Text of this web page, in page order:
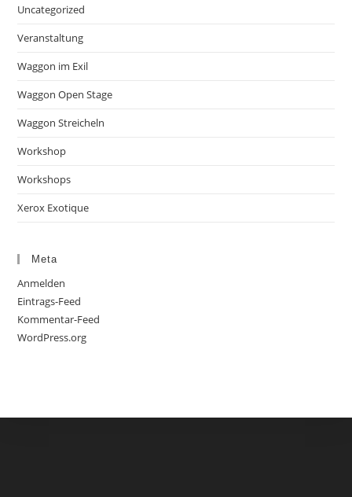
Uncategorized
Veranstaltung
Waggon im Exil
Waggon Open Stage
Waggon Streicheln
Workshop
Workshops
Xerox Exotique
Meta
Anmelden
Eintrags-Feed
Kommentar-Feed
WordPress.org